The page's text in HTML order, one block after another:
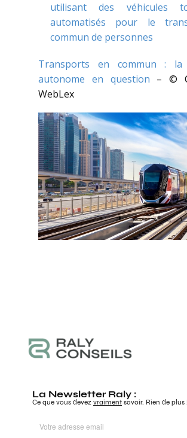
utilisant des véhicules
automatisés pour le
commun de personnes
Transports en commun : la
autonome en question – ©
WebLex
La Newsletter Raly :
Ce que vous devez vraiment savoir. Rien de plus !